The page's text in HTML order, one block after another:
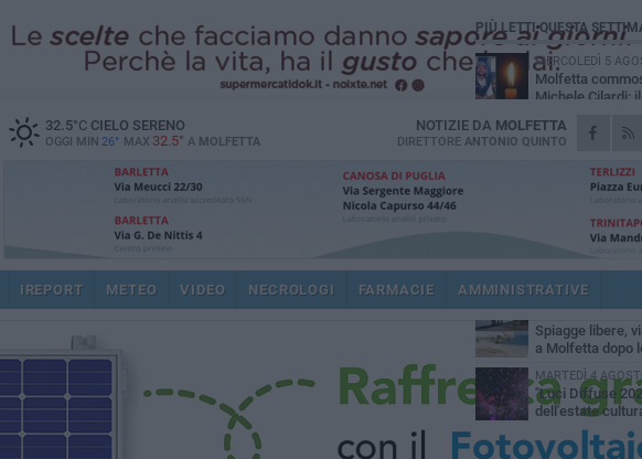
32.5°CCIELO SERENO
OGGI MIN 26° MAX 32.5° A MOLFETTA
NOTIZIE DA MOLFETTA
DIRETTORE ANTONIO QUINTO
IREPORT METEO VIDEO NECROLOGI FARMACIE AMMINISTRATIVE
PIÙ LETTI QUESTA
MERCOLEDÌ 5
Molfetta
Michele Cilardi:
GIOVEDÌ 6 AGOSTO
Marittimo
GIOVEDÌ 6
maestra della
MERCOLEDÌ 5
Multiservizi,
Amministrazione
VENERDÌ 7
Spiagge libere,
a Molfetta dopo
MARTEDÌ 4
"Luci Diffuse
dell'estate